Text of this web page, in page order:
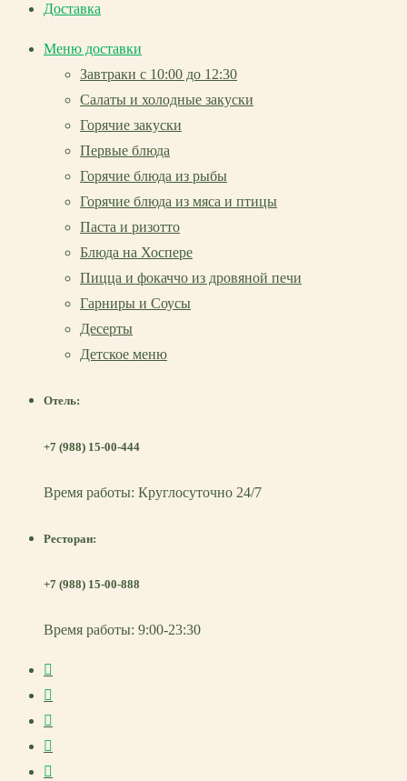
Доставка
Меню доставки
Завтраки с 10:00 до 12:30
Салаты и холодные закуски
Горячие закуски
Первые блюда
Горячие блюда из рыбы
Горячие блюда из мяса и птицы
Паста и ризотто
Блюда на Хоспере
Пицца и фокаччо из дровяной печи
Гарниры и Соусы
Десерты
Детское меню
Отель:
+7 (988) 15-00-444
Время работы: Круглосуточно 24/7
Ресторан:
+7 (988) 15-00-888
Время работы: 9:00-23:30